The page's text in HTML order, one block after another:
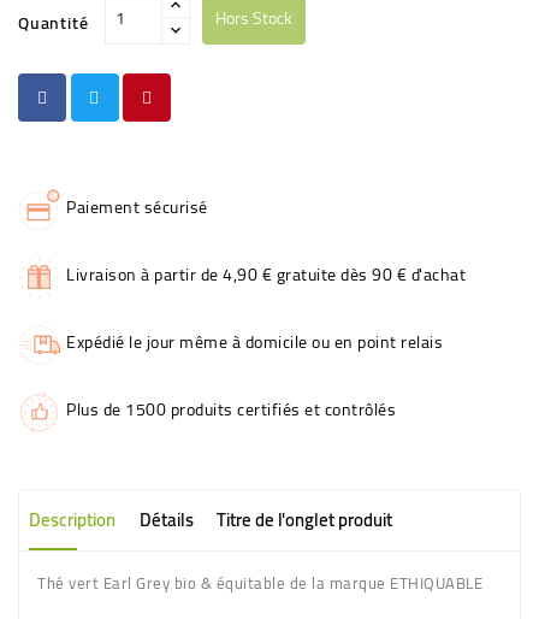
Quantité Hors Stock
Paiement sécurisé
Livraison à partir de 4,90 € gratuite dès 90 € d'achat
Expédié le jour même à domicile ou en point relais
Plus de 1500 produits certifiés et contrôlés
Description Détails Titre de l'onglet produit
Thé vert Earl Grey bio & équitable de la marque ETHIQUABLE